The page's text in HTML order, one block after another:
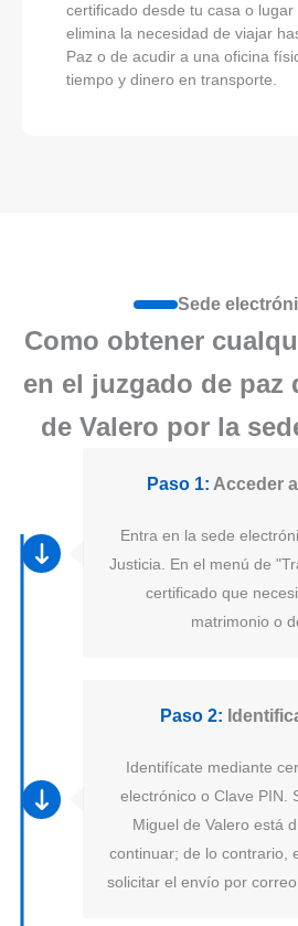
certificado desde tu casa o lugar
elimina la necesidad de viajar
Paz o de acudir a una oficina
tiempo y dinero en transporte.
Sede
Como obtener
en el juzgado de paz
de Valero por la
Paso 1: Acceder
Entra en la sede
Justicia. En el menú de
certificado que
matrimonio o
Paso 2:
Identifícate mediante
electrónico o Clave PIN.
Miguel de Valero está
continuar; de lo contrario,
solicitar el envío por